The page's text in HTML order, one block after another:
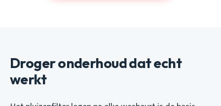
Droger onderhoud dat echt
werkt